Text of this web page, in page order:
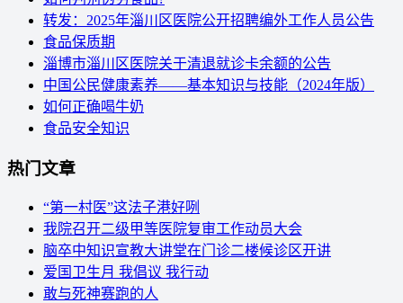
转发：2025年淄川区医院公开招聘编外工作人员公告
食品保质期
淄博市淄川区医院关于清退就诊卡余额的公告
中国公民健康素养——基本知识与技能（2024年版）
如何正确喝牛奶
食品安全知识
热门文章
“第一村医”这法子港好咧
我院召开二级甲等医院复审工作动员大会
脑卒中知识宣教大讲堂在门诊二楼候诊区开讲
爱国卫生月 我倡议 我行动
敢与死神赛跑的人